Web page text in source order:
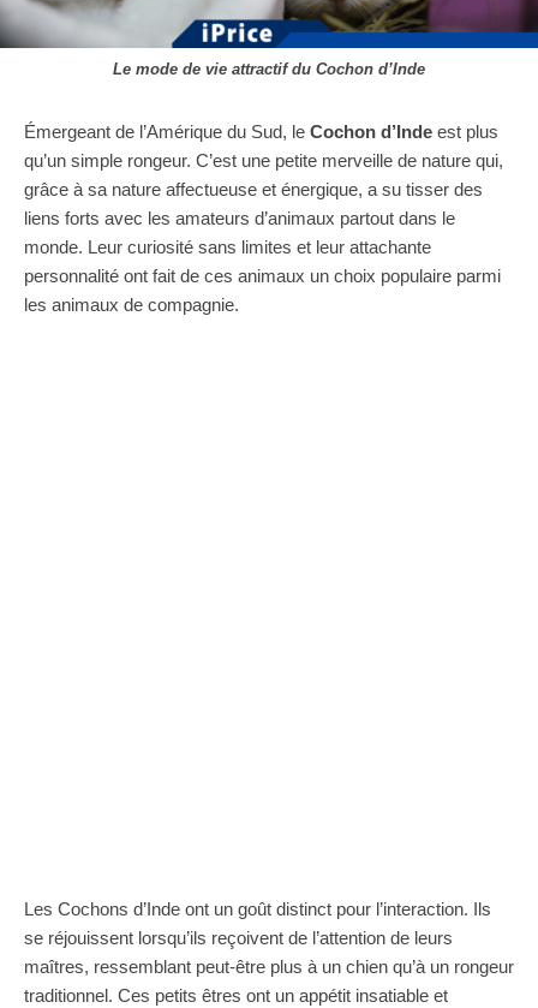
Le mode de vie attractif du Cochon d’Inde
Émergeant de l’Amérique du Sud, le Cochon d’Inde est plus
qu’un simple rongeur. C’est une petite merveille de nature qui,
grâce à sa nature affectueuse et énergique, a su tisser des
liens forts avec les amateurs d’animaux partout dans le
monde. Leur curiosité sans limites et leur attachante
personnalité ont fait de ces animaux un choix populaire parmi
les animaux de compagnie.
Les Cochons d’Inde ont un goût distinct pour l’interaction. Ils
se réjouissent lorsqu’ils reçoivent de l’attention de leurs
maîtres, ressemblant peut-être plus à un chien qu’à un rongeur
traditionnel. Ces petits êtres ont un appétit insatiable et